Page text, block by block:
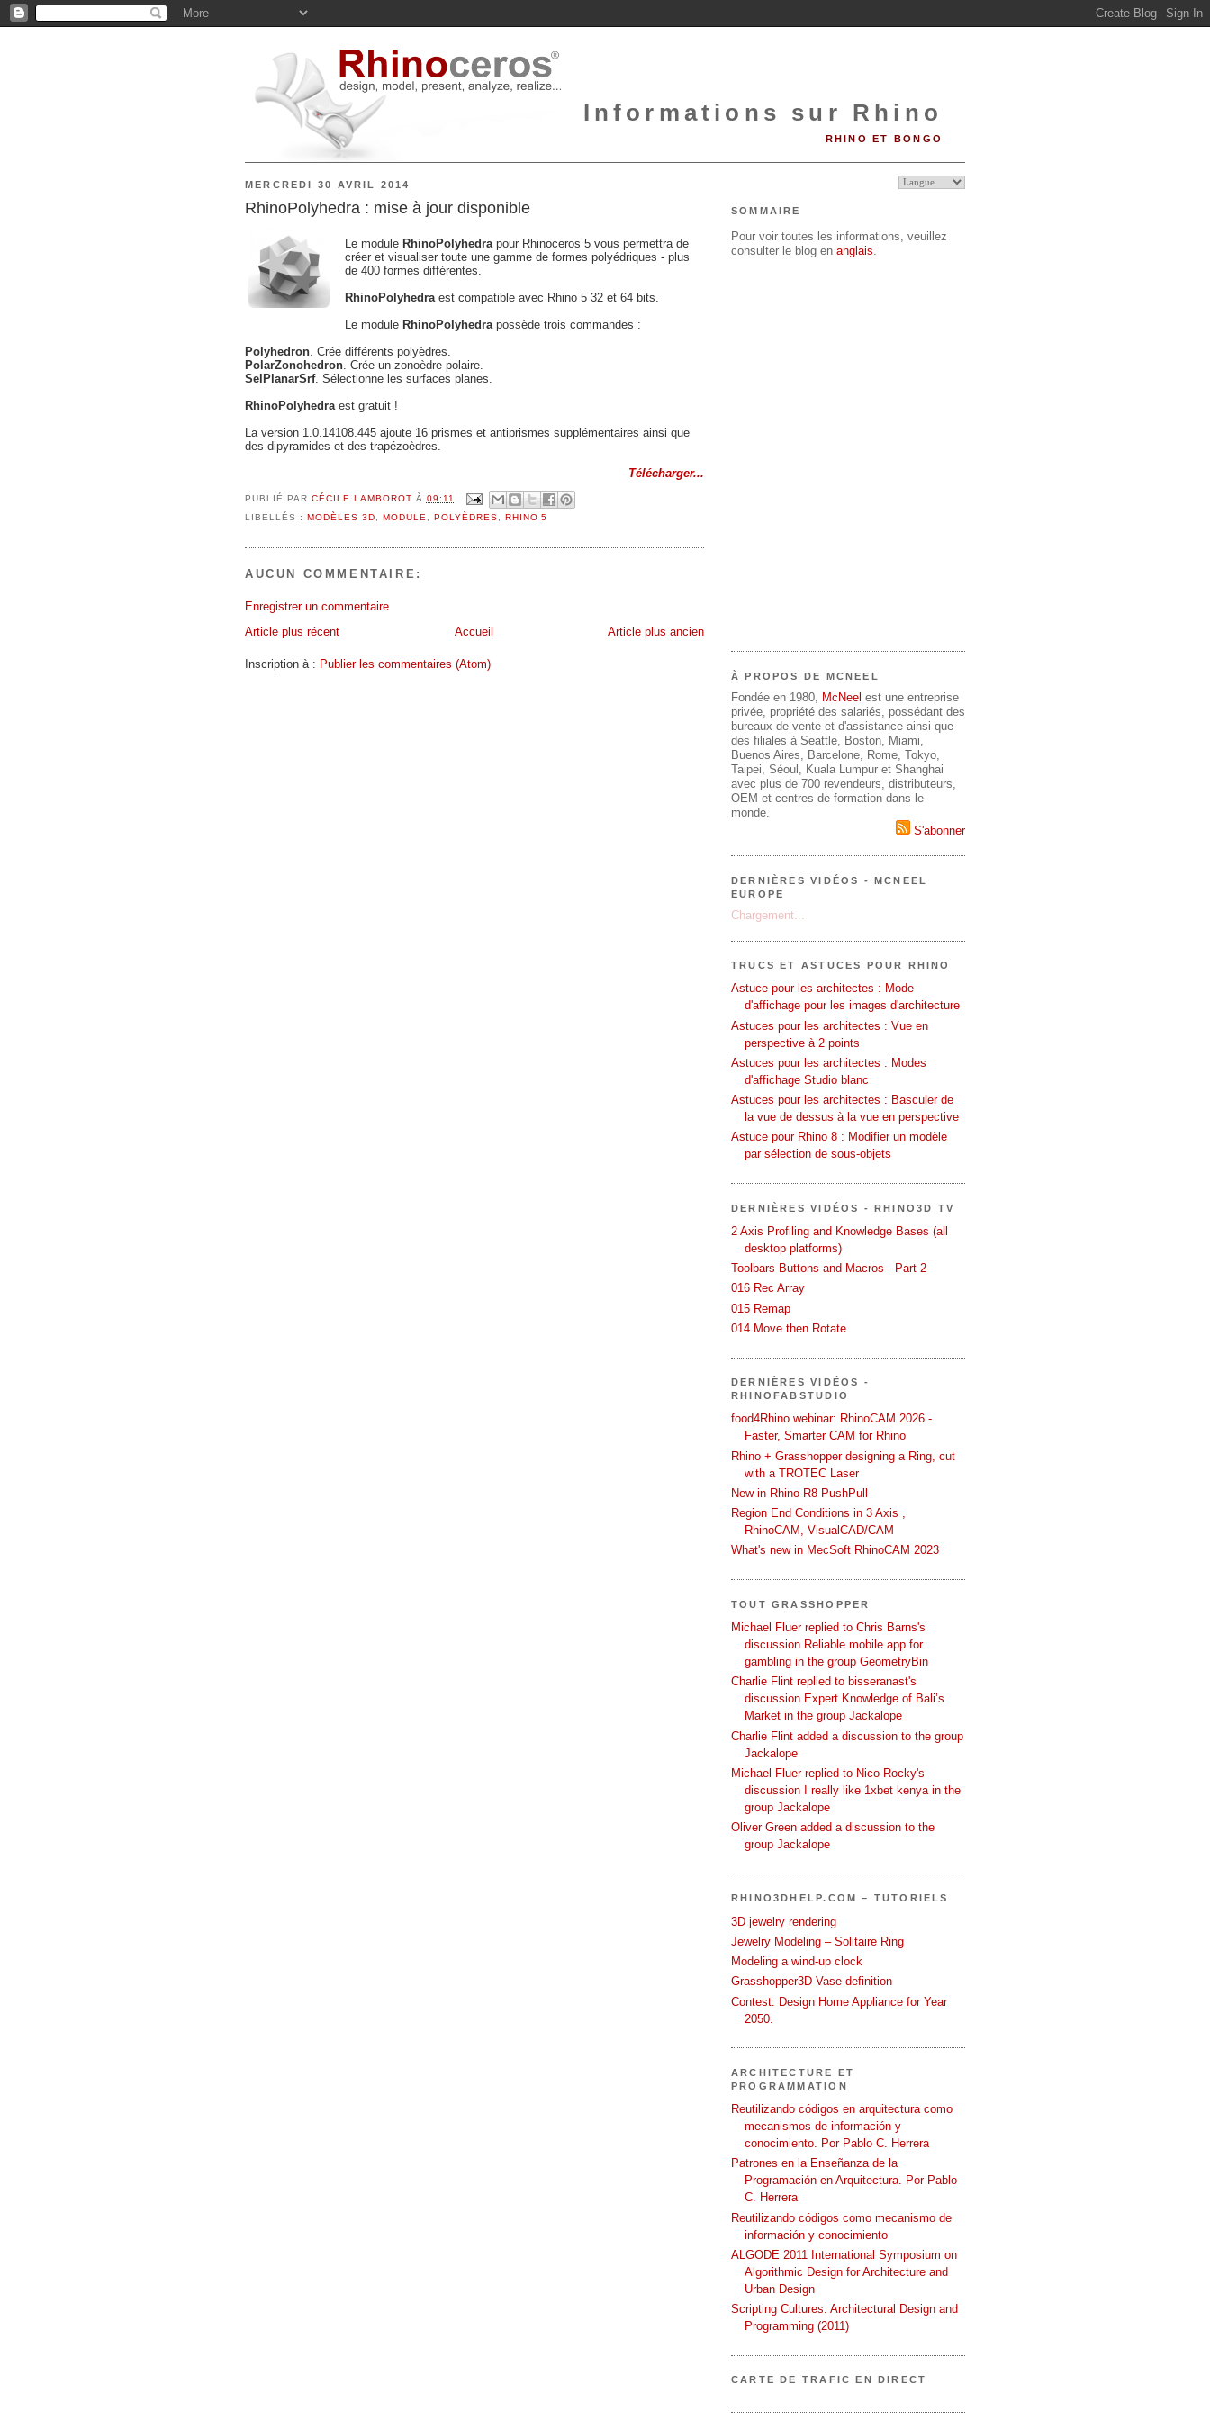
Informations sur Rhino
RHINO ET BONGO
MERCREDI 30 AVRIL 2014
RhinoPolyhedra : mise à jour disponible
Le module RhinoPolyhedra pour Rhinoceros 5 vous permettra de
créer et visualiser toute une gamme de formes polyédriques - plus
de 400 formes différentes.
RhinoPolyhedra est compatible avec Rhino 5 32 et 64 bits.
Le module RhinoPolyhedra possède trois commandes :
Polyhedron. Crée différents polyèdres.
PolarZonohedron. Crée un zonoèdre polaire.
SelPlanarSrf. Sélectionne les surfaces planes.
RhinoPolyhedra est gratuit !
La version 1.0.14108.445 ajoute 16 prismes et antiprismes supplémentaires ainsi que
des dipyramides et des trapézoèdres.
Télécharger...
PUBLIÉ PAR CÉCILE LAMBOROT À 09:11
LIBELLÉS :
MODÈLES 3D, MODULE, POLYÈDRES, RHINO 5
AUCUN COMMENTAIRE:
Enregistrer un commentaire
Article plus récent
Article plus ancien
Accueil
Inscription à : Publier les commentaires (Atom)
SOMMAIRE
Pour voir toutes les informations, veuillez
consulter le blog en anglais
À PROPOS DE MCNEEL
Fondée en 1980, McNeel est une entreprise
privée, propriété des salariés, possédant des
bureaux de vente et d'assistance ainsi que
des filiales à Seattle, Boston, Miami,
Buenos Aires, Barcelone, Rome, Tokyo,
Taipei, Séoul, Kuala Lumpur et Shanghai
avec plus de 700 revendeurs, distributeurs,
OEM et centres de formation dans le
monde.
S'abonner
DERNIÈRES VIDÉOS - MCNEEL
EUROPE
Chargement...
TRUCS ET ASTUCES POUR RHINO
Astuce pour les architectes : Mode
d'affichage pour les images d'architecture
Astuces pour les architectes : Vue en
perspective à 2 points
Astuces pour les architectes : Modes
d'affichage Studio blanc
Astuces pour les architectes : Basculer de
la vue de dessus à la vue en perspective
Astuce pour Rhino 8 : Modifier un modèle
par sélection de sous-objets
DERNIÈRES VIDÉOS - RHINO3D TV
2 Axis Profiling and Knowledge Bases (all
desktop platforms)
Toolbars Buttons and Macros - Part 2
016 Rec Array
015 Remap
014 Move then Rotate
DERNIÈRES VIDÉOS -
RHINOFABSTUDIO
food4Rhino webinar: RhinoCAM 2026 -
Faster, Smarter CAM for Rhino
Rhino + Grasshopper designing a Ring, cut
with a TROTEC Laser
New in Rhino R8 PushPull
Region End Conditions in 3 Axis ,
RhinoCAM, VisualCAD/CAM
What's new in MecSoft RhinoCAM 2023
TOUT GRASSHOPPER
Michael Fluer replied to Chris Barns's
discussion Reliable mobile app for
gambling in the group GeometryBin
Charlie Flint replied to bisseranast's
discussion Expert Knowledge of Bali’s
Market in the group Jackalope
Charlie Flint added a discussion to the group
Jackalope
Michael Fluer replied to Nico Rocky's
discussion I really like 1xbet kenya in the
group Jackalope
Oliver Green added a discussion to the
group Jackalope
RHINO3DHELP.COM – TUTORIELS
3D jewelry rendering
Jewelry Modeling – Solitaire Ring
Modeling a wind-up clock
Grasshopper3D Vase definition
Contest: Design Home Appliance for Year
2050.
ARCHITECTURE ET
PROGRAMMATION
Reutilizando códigos en arquitectura como
mecanismos de información y
conocimiento. Por Pablo C. Herrera
Patrones en la Enseñanza de la
Programación en Arquitectura. Por Pablo
C. Herrera
Reutilizando códigos como mecanismo de
información y conocimiento
ALGODE 2011 International Symposium on
Algorithmic Design for Architecture and
Urban Design
Scripting Cultures: Architectural Design and
Programming (2011)
CARTE DE TRAFIC EN DIRECT